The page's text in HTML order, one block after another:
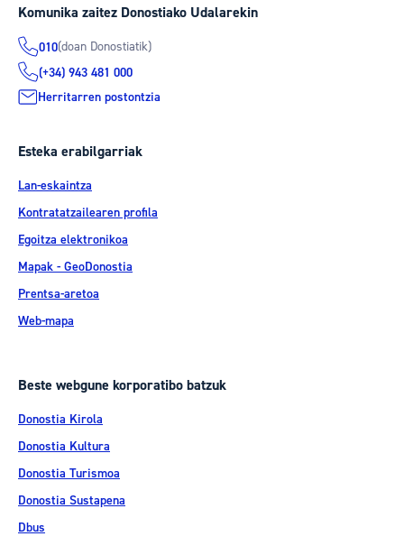
Komunika zaitez Donostiako Udalarekin
010(doan Donostiatik)
(+34) 943 481 000
Herritarren postontzia
Esteka erabilgarriak
Lan-eskaintza
Kontratatzailearen profila
Egoitza elektronikoa
Mapak - GeoDonostia
Prentsa-aretoa
Web-mapa
Beste webgune korporatibo batzuk
Donostia Kirola
Donostia Kultura
Donostia Turismoa
Donostia Sustapena
Dbus